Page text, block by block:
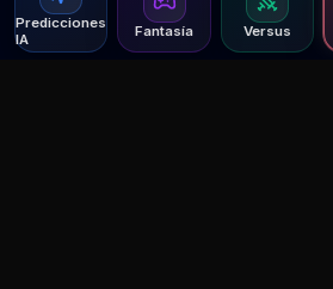
Predicciones
IA
Fantasía Versus